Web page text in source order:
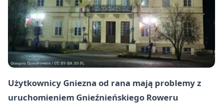
Użytkownicy Gniezna od rana mają problemy z
uruchomieniem Gnieźnieńskiego Roweru